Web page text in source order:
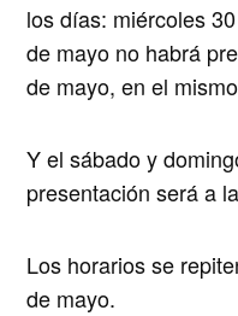
los días: miércoles
de mayo no habrá
de mayo, en el
Y el sábado y
presentación será a
Los horarios se
de mayo.